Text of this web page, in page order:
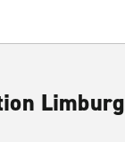
Limburg